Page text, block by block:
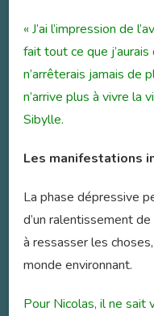
« J’ai l’impression de
fait tout ce que j’aurais
n’arrêterais jamais de
n’arrive plus à vivre la
Sibylle.
Les manifestations
La phase dépressive
d’un ralentissement
à ressasser les
monde environnant.
Pour Nicolas, il ne sait